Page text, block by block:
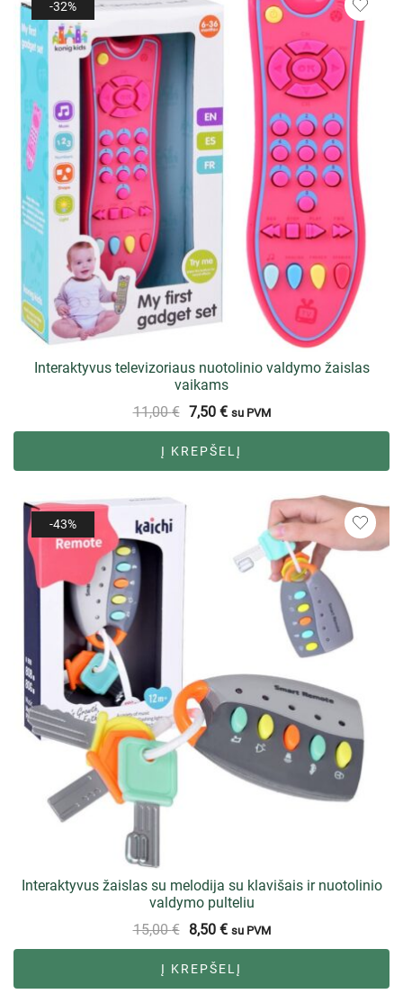
-32%
Interaktyvus televizoriaus nuotolinio valdymo žaislas
vaikams
11,00€ 7,50 € su PVM
Į KREPŠELĮ
-43%
Interaktyvus žaislas su melodija su klavišais ir nuotolinio
valdymo pulteliu
15,00€ 8,50 € su PVM
Į KREPŠELĮ